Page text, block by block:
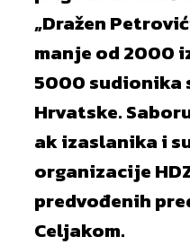
„Dražen
manje od 2000
5000 sudionika
Hrvatske.
ak izaslanika i
organizacije
predvođenih
Celjakom.